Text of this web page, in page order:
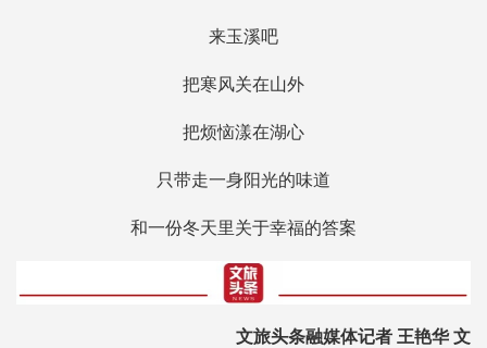
来玉溪吧
把寒风关在山外
把烦恼漾在湖心
只带走一身阳光的味道
和一份冬天里关于幸福的答案
文旅头条融媒体记者 王艳华 文